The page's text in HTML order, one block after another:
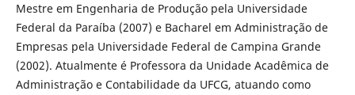
Mestre em Engenharia de Produção pela Universidade
Federal da Paraíba (2007) e Bacharel em Administração de
Empresas pela Universidade Federal de Campina Grande
(2002). Atualmente é Professora da Unidade Acadêmica de
Administração e Contabilidade da UFCG, atuando como